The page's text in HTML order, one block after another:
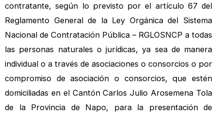
contratante, según lo previsto por el artículo 67 del
Reglamento General de la Ley Orgánica del Sistema
Nacional de Contratación Pública – RGLOSNCP a todas
las personas naturales o jurídicas, ya sea de manera
individual o a través de asociaciones o consorcios o por
compromiso de asociación o consorcios, que estén
domiciliadas en el Cantón Carlos Julio Arosemena Tola
de la Provincia de Napo, para la presentación de